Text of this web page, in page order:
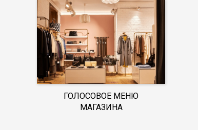
ГОЛОСОВОЕ МЕНЮ
МАГАЗИНА